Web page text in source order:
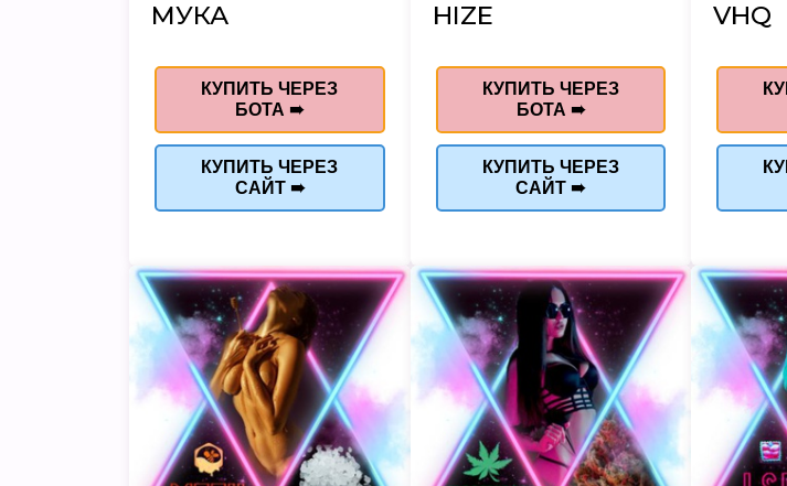
МУКА
КУПИТЬ ЧЕРЕЗ
БОТА ➠
КУПИТЬ ЧЕРЕЗ
САЙТ ➠
HIZE
КУПИТЬ ЧЕРЕЗ
БОТА ➠
КУПИТЬ ЧЕРЕЗ
САЙТ ➠
VHQ